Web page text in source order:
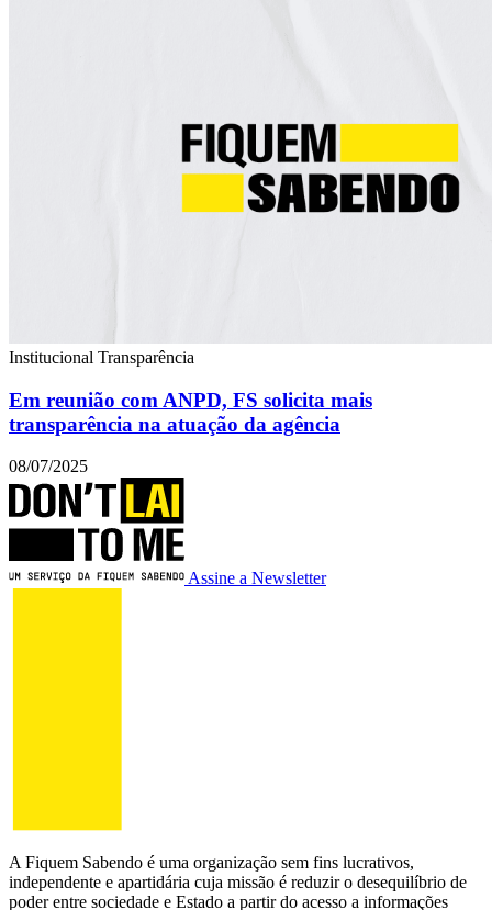
Institucional Transparência
Em reunião com ANPD, FS solicita mais
transparência na atuação da agência
08/07/2025
Assine a Newsletter
A Fiquem Sabendo é uma organização sem fins lucrativos,
independente e apartidária cuja missão é reduzir o desequilíbrio de
poder entre sociedade e Estado a partir do acesso a informações